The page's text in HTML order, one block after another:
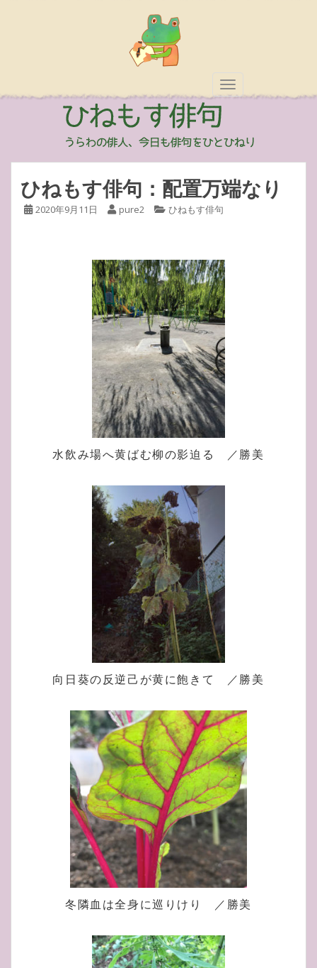
TOGGLE
ひねもす俳句：配置万端なり
2020年9月11日 pure2 ひねもす俳句
水飲み場へ黄ばむ柳の影迫る ／勝美
向日葵の反逆己が黄に飽きて ／勝美
冬隣血は全身に巡りけり ／勝美